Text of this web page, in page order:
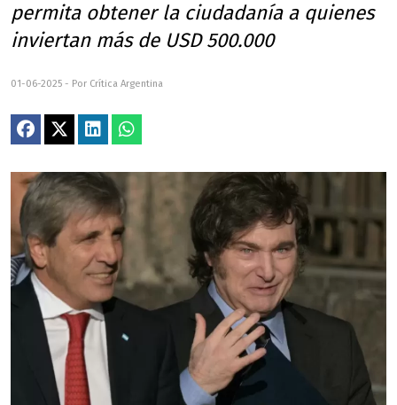
permita obtener la ciudadanía a quienes
inviertan más de USD 500.000
01-06-2025 - Por Crítica Argentina